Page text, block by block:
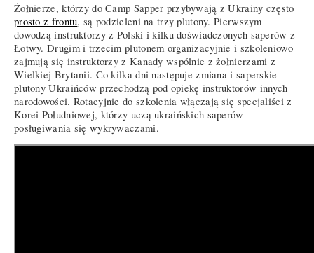
Żołnierze, którzy do Camp Sapper przybywają z Ukrainy często
prosto z frontu, są podzieleni na trzy plutony. Pierwszym
dowodzą instruktorzy z Polski i kilku doświadczonych saperów z
Łotwy. Drugim i trzecim plutonem organizacyjnie i szkoleniowo
zajmują się instruktorzy z Kanady wspólnie z żołnierzami z
Wielkiej Brytanii. Co kilka dni następuje zmiana i saperskie
plutony Ukraińców przechodzą pod opiekę instruktorów innych
narodowości. Rotacyjnie do szkolenia włączają się specjaliści z
Korei Południowej, którzy uczą ukraińskich saperów
posługiwania się wykrywaczami.